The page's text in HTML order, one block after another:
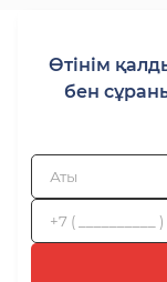
Өтінім
бен